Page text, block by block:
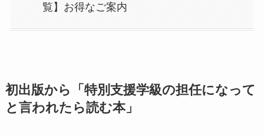
覧】お得なご案内
初出版から「特別支援学級の担任になって
と言われたら読む本」